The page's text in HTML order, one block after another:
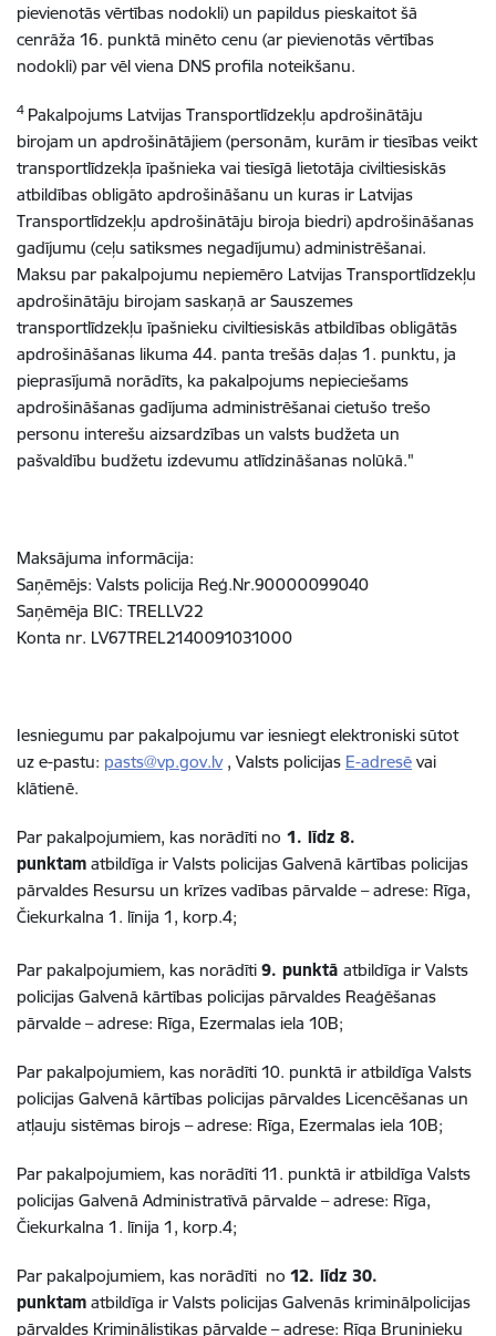
pievienotās vērtības nodokli) un papildus pieskaitot šā
cenrāža 16. punktā minēto cenu (ar pievienotās vērtības
nodokli) par vēl viena DNS profila noteikšanu.
4Pakalpojums Latvijas Transportlīdzekļu apdrošinātāju
birojam un apdrošinātājiem (personām, kurām ir tiesības veikt
transportlīdzekļa īpašnieka vai tiesīgā lietotāja civiltiesiskās
atbildības obligāto apdrošināšanu un kuras ir Latvijas
Transportlīdzekļu apdrošinātāju biroja biedri) apdrošināšanas
gadījumu (ceļu satiksmes negadījumu) administrēšanai.
Maksu par pakalpojumu nepiemēro Latvijas Transportlīdzekļu
apdrošinātāju birojam saskaņā ar Sauszemes
transportlīdzekļu īpašnieku civiltiesiskās atbildības obligātās
apdrošināšanas likuma 44. panta trešās daļas 1. punktu, ja
pieprasījumā norādīts, ka pakalpojums nepieciešams
apdrošināšanas gadījuma administrēšanai cietušo trešo
personu interešu aizsardzības un valsts budžeta un
pašvaldību budžetu izdevumu atlīdzināšanas nolūkā."
Maksājuma informācija:
Saņēmējs: Valsts policija Reģ.Nr.90000099040
Saņēmēja BIC: TRELLV22
Konta nr. LV67TREL2140091031000
Iesniegumu par pakalpojumu var iesniegt elektroniski sūtot
uz e-pastu: pasts@vp.gov.lv, Valsts policijas E-adresē vai
klātienē.
Par pakalpojumiem, kas norādīti no 1. līdz 8.
punktam atbildīga ir Valsts policijas Galvenā kārtības policijas
pārvaldes Resursu un krīzes vadības pārvalde – adrese: Rīga,
Čiekurkalna 1. līnija 1, korp.4;
Par pakalpojumiem, kas norādīti 9. punktā atbildīga ir Valsts
policijas Galvenā kārtības policijas pārvaldes Reaģēšanas
pārvalde – adrese: Rīga, Ezermalas iela 10B;
Par pakalpojumiem, kas norādīti 10. punktā ir atbildīga Valsts
policijas Galvenā kārtības policijas pārvaldes Licencēšanas un
atļauju sistēmas birojs – adrese: Rīga, Ezermalas iela 10B;
Par pakalpojumiem, kas norādīti 11. punktā ir atbildīga Valsts
policijas Galvenā Administratīvā pārvalde – adrese: Rīga,
Čiekurkalna 1. līnija 1, korp.4;
Par pakalpojumiem, kas norādīti no 12. līdz 30.
punktam atbildīga ir Valsts policijas Galvenās kriminālpolicijas
pārvaldes Kriminālistikas pārvalde – adrese: Rīga Bruņinieku